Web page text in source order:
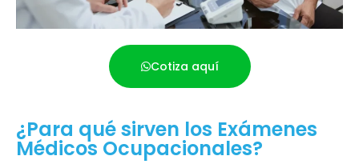
Cotiza aquí
¿Para qué sirven los Exámenes
Médicos Ocupacionales?